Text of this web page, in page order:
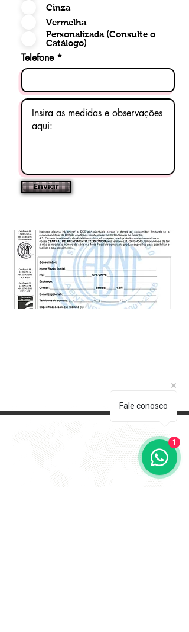
Cinza
Vermelha
Personalizada (Consulte o
Catálogo)
Telefone
Enviar
Fale conosco
1